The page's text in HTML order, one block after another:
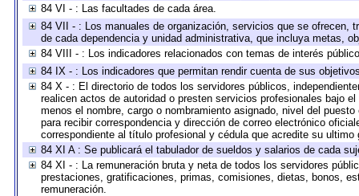
84 VI - : Las facultades de cada área.
84 VII - : Los manuales de organización, servicios que se
de cada dependencia y unidad administrativa, que incluya metas,
84 VIII - : Los indicadores relacionados con temas de interés
84 IX - : Los indicadores que permitan rendir cuenta de sus
84 X - : El directorio de todos los servidores públicos,
realicen actos de autoridad o presten servicios profesionales bajo
menos el nombre, cargo o nombramiento asignado, nivel del
para recibir correspondencia y dirección de correo electrónico
correspondiente al título profesional y cédula que acredite su ultimo
84 XI A : Se publicará el tabulador de sueldos y salarios de cada
84 XI - : La remuneración bruta y neta de todos los servidores
prestaciones, gratificaciones, primas, comisiones, dietas, bonos,
remuneración.